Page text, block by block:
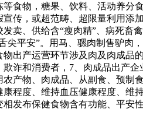
食物，糖果、饮料、活动养
传，或超范畴、超限量利用
卖、供给含“瘦肉精”、病死
平安”。用马、骡肉制售驴
出产运营环节涉及肉及肉成
诈和消费者，7、肉成品出产
产物、肉成品、从副食、预
程度、维持血压健康程度、
发布保健食物含有功能、平安